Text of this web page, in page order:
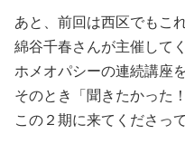
あと、前回は西区でもこ
綿谷千春さんが主催して
ホメオパシーの連続講座
そのとき「聞きたかった
この２期に来てくださっ